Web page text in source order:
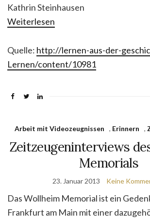
Kathrin Steinhausen
Weiterlesen
Quelle: http://lernen-aus-der-
Lernen/content/10981
Arbeit mit Videozeugnissen , Erinnern ,
Zeitzeugeninterviews
Memorials
23. Januar 2013 Keine
Das Wollheim Memorial ist ein
Frankfurt am Main mit einer